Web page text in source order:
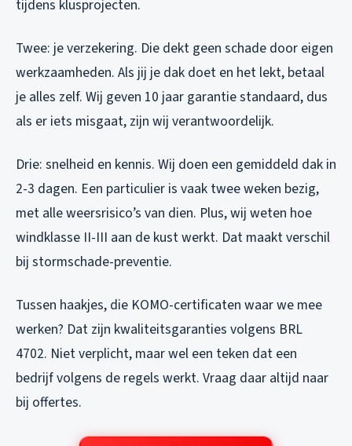
tijdens klusprojecten.
Twee: je verzekering. Die dekt geen schade door eigen
werkzaamheden. Als jij je dak doet en het lekt, betaal
je alles zelf. Wij geven 10 jaar garantie standaard, dus
als er iets misgaat, zijn wij verantwoordelijk.
Drie: snelheid en kennis. Wij doen een gemiddeld dak in
2-3 dagen. Een particulier is vaak twee weken bezig,
met alle weersrisico’s van dien. Plus, wij weten hoe
windklasse II-III aan de kust werkt. Dat maakt verschil
bij stormschade-preventie.
Tussen haakjes, die KOMO-certificaten waar we mee
werken? Dat zijn kwaliteitsgaranties volgens BRL
4702. Niet verplicht, maar wel een teken dat een
bedrijf volgens de regels werkt. Vraag daar altijd naar
bij offertes.